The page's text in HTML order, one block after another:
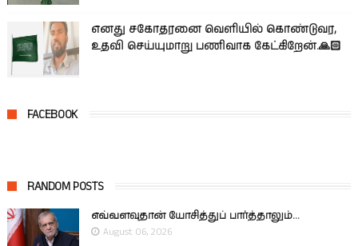
எனது சகோதரனை வெளியில் கொண்டுவர,
உதவி செய்யுமாறு பணிவாக கேட்கிறேன்.🙏🏻
FACEBOOK
RANDOM POSTS
எவ்வளவுதான் யோசித்துப் பார்த்தாலும்...
August 06, 2026